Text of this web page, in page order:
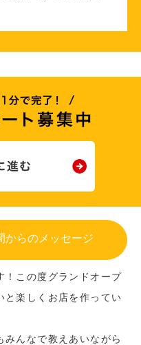
からのメッセージ
！この度グランドオープ
と楽しくお店を作ってい
みんなで教えあいながら